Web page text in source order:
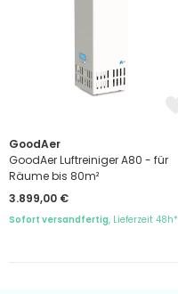
GoodAer
GoodAer Luftreiniger A80 - für
Räume bis 80m²
3.899,00 €
Sofort versandfertig, Lieferzeit 48h*